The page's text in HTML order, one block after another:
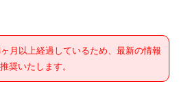
月以上経過しているため、最新の情報
奨いたします。